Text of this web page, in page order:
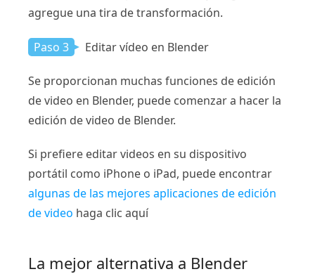
agregue una tira de transformación.
Paso 3 Editar vídeo en Blender
Se proporcionan muchas funciones de edición
de video en Blender, puede comenzar a hacer la
edición de video de Blender.
Si prefiere editar videos en su dispositivo
portátil como iPhone o iPad, puede encontrar
algunas de las mejores aplicaciones de edición
de video haga clic aquí
La mejor alternativa a Blender